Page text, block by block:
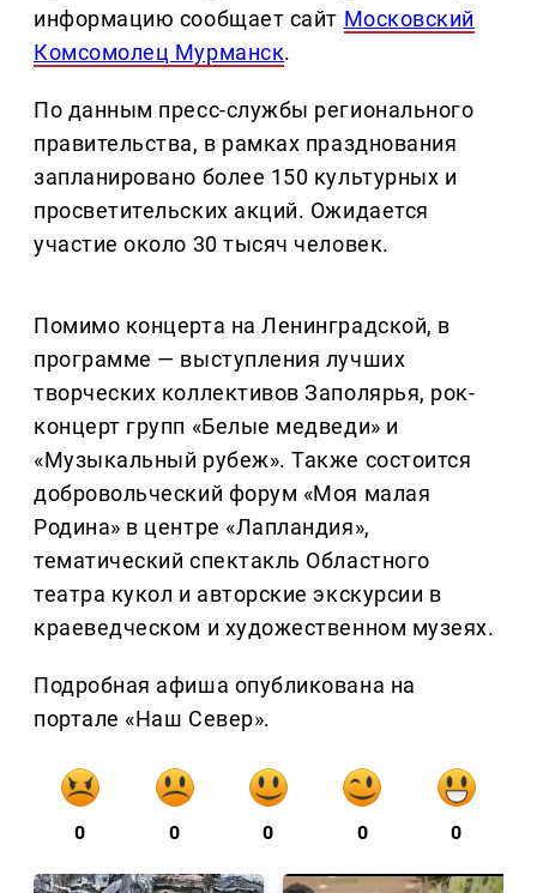
информацию сообщает сайт Московский
Комсомолец Мурманск.
По данным пресс-службы регионального
правительства, в рамках празднования
запланировано более 150 культурных и
просветительских акций. Ожидается
участие около 30 тысяч человек.
Помимо концерта на Ленинградской, в
программе — выступления лучших
творческих коллективов Заполярья, рок-
концерт групп «Белые медведи» и
«Музыкальный рубеж». Также состоится
добровольческий форум «Моя малая
Родина» в центре «Лапландия»,
тематический спектакль Областного
театра кукол и авторские экскурсии в
краеведческом и художественном музеях.
Подробная афиша опубликована на
портале «Наш Север».
0 0 0 0 0